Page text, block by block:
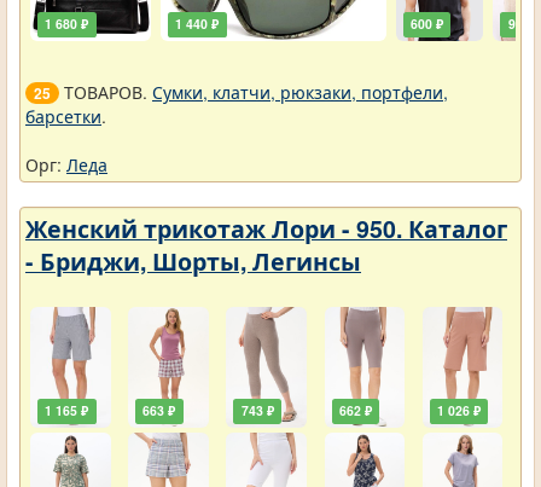
1 680 ₽ 1 440 ₽ 600 ₽ 900 ₽
25 ТОВАРОВ. Сумки, клатчи, рюкзаки, портфели,
барсетки.
Орг: Леда
Женский трикотаж Лори - 950. Каталог
- Бриджи, Шорты, Легинсы
1 165 ₽ 663 ₽ 743 ₽ 662 ₽ 1 026 ₽